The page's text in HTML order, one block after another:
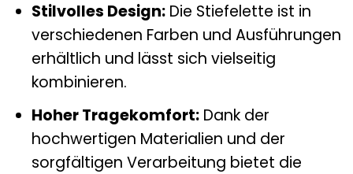
Stilvolles Design:Die Stiefelette ist in
verschiedenen Farben und Ausführungen
erhältlich und lässt sich vielseitig
kombinieren.
Hoher Tragekomfort:Dank der
hochwertigen Materialien und der
sorgfältigen Verarbeitung bietet die